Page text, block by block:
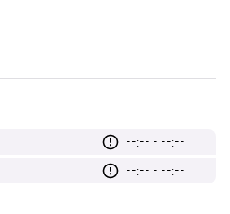
--:-- - --:--
--:-- - --:--